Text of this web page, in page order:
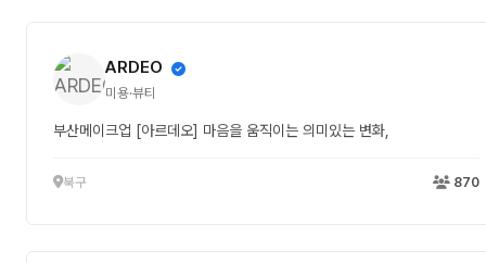
ARDEO
미용·뷰티
부산메이크업 [아르데오] 마음을 움직이는 의미있는 변화,
북구 870